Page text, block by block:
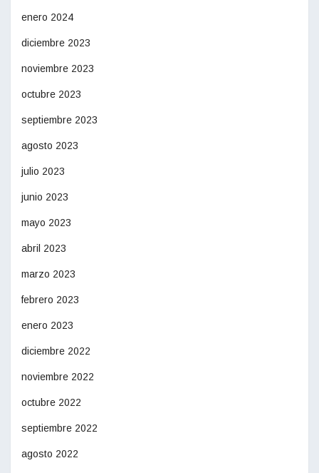
enero 2024
diciembre 2023
noviembre 2023
octubre 2023
septiembre 2023
agosto 2023
julio 2023
junio 2023
mayo 2023
abril 2023
marzo 2023
febrero 2023
enero 2023
diciembre 2022
noviembre 2022
octubre 2022
septiembre 2022
agosto 2022